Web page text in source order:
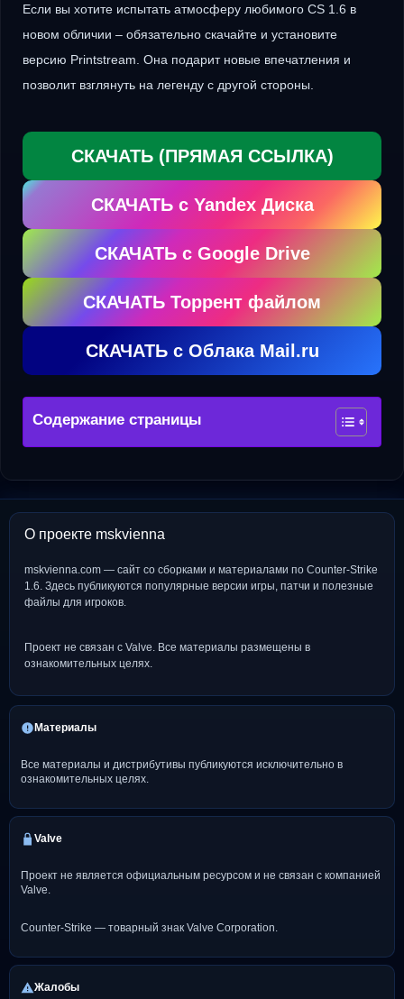
Если вы хотите испытать атмосферу любимого CS 1.6 в
новом обличии – обязательно скачайте и установите
версию Printstream. Она подарит новые впечатления и
позволит взглянуть на легенду с другой стороны.
СКАЧАТЬ (ПРЯМАЯ ССЫЛКА)
СКАЧАТЬ с Yandex Диска
СКАЧАТЬ с Google Drive
СКАЧАТЬ Торрент файлом
СКАЧАТЬ с Облака Mail.ru
Содержание страницы
О проекте mskvienna
mskvienna.com — сайт со сборками и материалами по Counter-Strike
1.6. Здесь публикуются популярные версии игры, патчи и полезные
файлы для игроков.
Проект не связан с Valve. Все материалы размещены в
ознакомительных целях.
Материалы
Все материалы и дистрибутивы публикуются исключительно в
ознакомительных целях.
Valve
Проект не является официальным ресурсом и не связан с компанией
Valve.
Counter-Strike — товарный знак Valve Corporation.
Жалобы